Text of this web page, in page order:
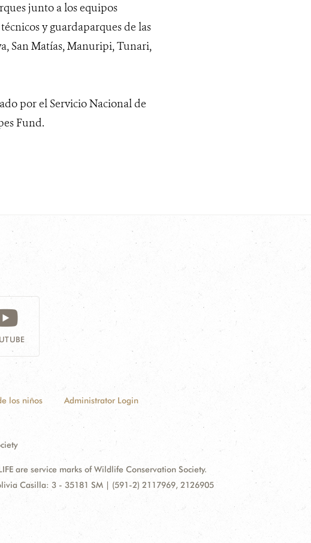
junto a los equipos
y guardaparques de las
San Matías, Manuripi, Tunari,
por el Servicio Nacional de
Fund.
los niños Administrator Login
are service marks of Wildlife Conservation Society.
Casilla: 3 - 35181 SM | (591-2) 2117969, 2126905